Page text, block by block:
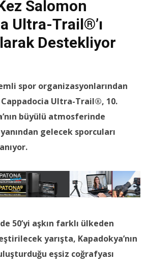
Salomon
Ultra-Trail®’ı
Destekliyor
spor organizasyonlarından
Ultra-Trail®, 10.
büyülü atmosferinde
gelecek sporcuları
50’yi aşkın farklı ülkeden
yarışta, Kapadokya’nın
eşsiz coğrafyası